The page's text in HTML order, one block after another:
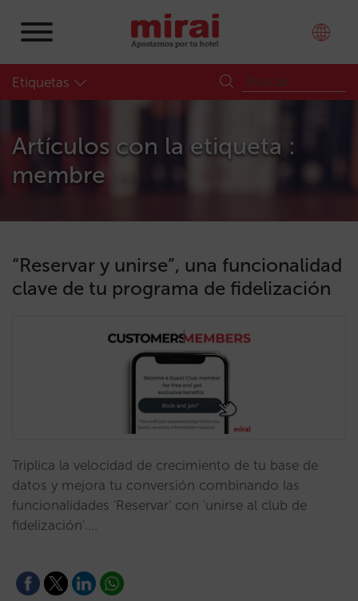
Etiquetas
Artículos con la etiqueta :
membre
“Reservar y unirse”, una funcionalidad
clave de tu programa de fidelización
Triplica la velocidad de crecimiento de tu base de
datos y mejora tu conversión combinando las
funcionalidades 'Reservar' con 'unirse al club de
fidelización'.…